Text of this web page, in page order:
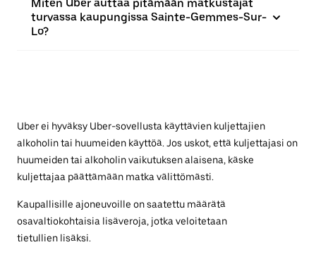
Miten Uber auttaa pitämään matkustajat
turvassa kaupungissa Sainte-Gemmes-Sur-
Lo?
Uber ei hyväksy Uber-sovellusta käyttävien kuljettajien
alkoholin tai huumeiden käyttöä. Jos uskot, että kuljettajasi on
huumeiden tai alkoholin vaikutuksen alaisena, käske
kuljettajaa päättämään matka välittömästi.
Kaupallisille ajoneuvoille on saatettu määrätä
osavaltiokohtaisia lisäveroja, jotka veloitetaan
tietullien lisäksi.